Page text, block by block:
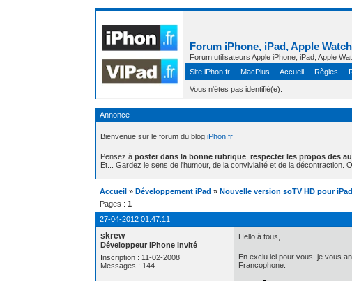
Forum iPhone, iPad, Apple
Forum utilisateurs Apple iPhone, iPad, Apple
Site iPhon.fr
MacPlus Accueil Règles
Vous n'êtes pas identifié(e).
Annonce
Bienvenue sur le forum du blog iPhon.fr
Pensez à poster dans la bonne rubrique respecter les propos des
Et... Gardez le sens de l'humour, de la convivialité et de la décontraction.
Accueil » Développement iPad » Nouvelle version soTV HD pour
Pages : 1
27-04-2012 01:47:11
skrew
Développeur iPhone Invité
Inscription : 11-02-2008
Messages : 144
Hello à tous,
En exclu ici pour vous, je vous
Francophone.